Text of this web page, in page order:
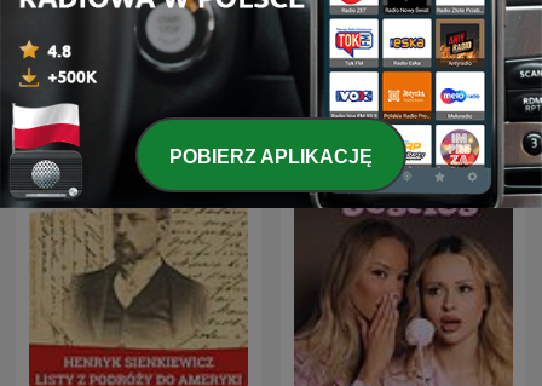
Słuchowisko w Radiu
Lublin
POBIERZ APLIKACJĘ